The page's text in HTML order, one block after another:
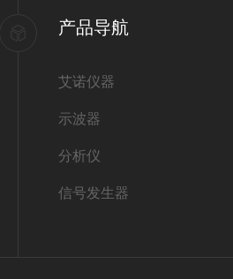
产品导航
艾诺仪器
示波器
分析仪
信号发生器